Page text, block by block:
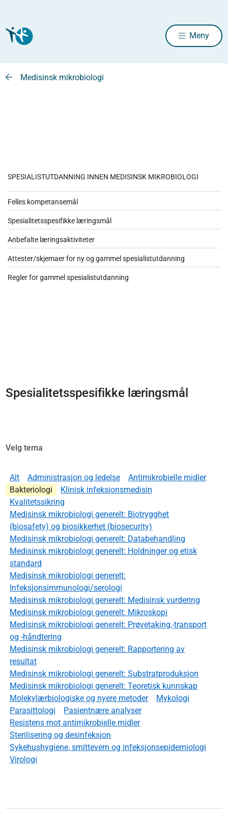
Meny
Medisinsk mikrobiologi
SPESIALISTUTDANNING INNEN MEDISINSK MIKROBIOLOGI
Felles kompetansemål
Spesialitetsspesifikke læringsmål
Anbefalte læringsaktiviteter
Attester/skjemaer for ny og gammel spesialistutdanning
Regler for gammel spesialistutdanning
Spesialitetsspesifikke læringsmål
Velg tema
Alt Administrasjon og ledelse
Antimikrobielle midler
Bakteriologi
Klinisk infeksjonsmedisin
Kvalitetssikring
Medisinsk mikrobiologi generelt: Biotrygghet
(biosafety) og biosikkerhet (biosecurity)
Medisinsk mikrobiologi generelt: Databehandling
Medisinsk mikrobiologi generelt: Holdninger og etisk
standard
Medisinsk mikrobiologi generelt:
Infeksjonsimmunologi/serologi
Medisinsk mikrobiologi generelt: Medisinsk vurdering
Medisinsk mikrobiologi generelt: Mikroskopi
Medisinsk mikrobiologi generelt: Prøvetaking,-transport
og -håndtering
Medisinsk mikrobiologi generelt: Rapportering av
resultat
Medisinsk mikrobiologi generelt: Substratproduksjon
Medisinsk mikrobiologi generelt: Teoretisk kunnskap
Molekylærbiologiske og nyere metoder
Mykologi
Parasittologi
Pasientnære analyser
Resistens mot antimikrobielle midler
Sterilisering og desinfeksjon
Sykehushygiene, smittevern og infeksjonsepidemiologi
Virologi